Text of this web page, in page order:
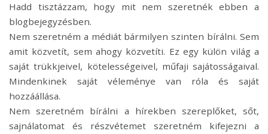
Hadd tisztázzam, hogy mit nem szeretnék ebben a
blogbejegyzésben.
Nem szeretném a médiát bármilyen szinten bírálni. Sem
amit közvetít, sem ahogy közvetíti. Ez egy külön világ a
saját trükkjeivel, kötelességeivel, műfaji sajátosságaival.
Mindenkinek saját véleménye van róla és saját
hozzáállása.
Nem szeretném bírálni a hírekben szereplőket, sőt,
sajnálatomat és részvétemet szeretném kifejezni a